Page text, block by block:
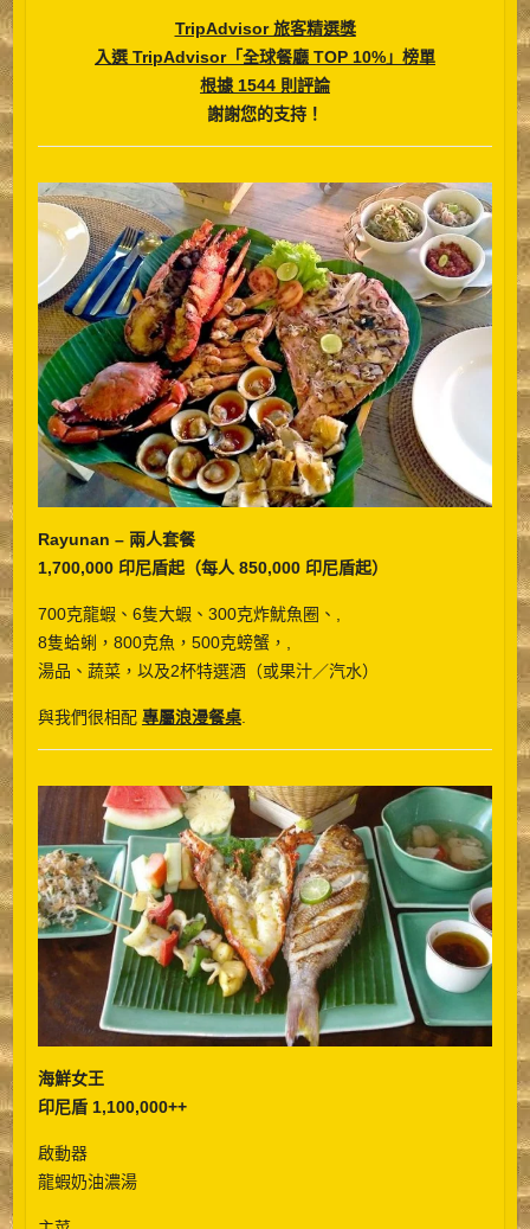
TripAdvisor 旅客精選獎
入選 TripAdvisor「全球餐廳 TOP 10%」榜單
根據 1544 則評論
謝謝您的支持！
Rayunan – 兩人套餐
1,700,000 印尼盾起（每人 850,000 印尼盾起）
700克龍蝦、6隻大蝦、300克炸魷魚圈、,
8隻蛤蜊，800克魚，500克螃蟹，,
湯品、蔬菜，以及2杯特選酒（或果汁／汽水）
與我們很相配 專屬浪漫餐桌.
海鮮女王
印尼盾 1,100,000++
啟動器
龍蝦奶油濃湯